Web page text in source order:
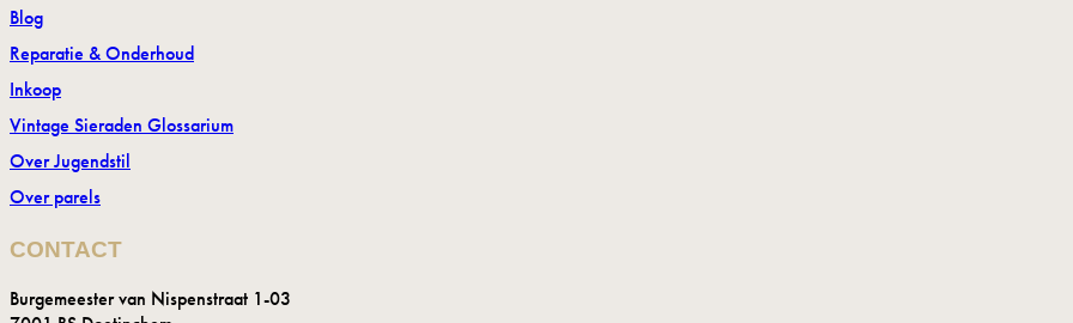
Blog
Reparatie & Onderhoud
Inkoop
Vintage Sieraden Glossarium
Over Jugendstil
Over parels
CONTACT
Burgemeester van Nispenstraat 1-03